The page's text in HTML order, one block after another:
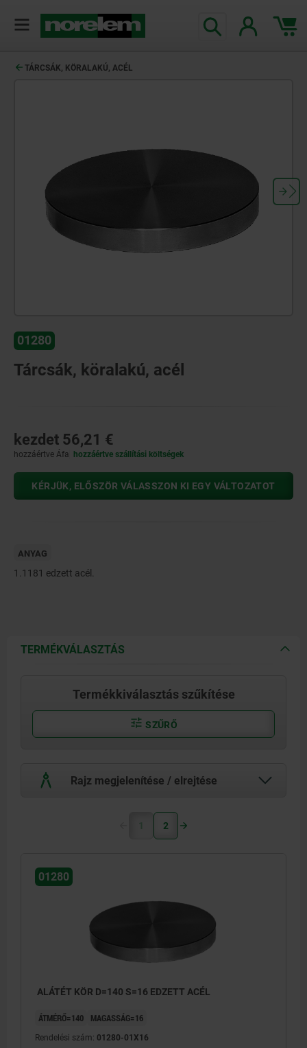
TÁRCSÁK, KÖRALAKÚ, ACÉL
01280
Tárcsák, köralakú, acél
kezdet 56,21 €
hozzáértve Áfa hozzáértve szállítási költségek
KÉRJÜK, ELŐSZÖR VÁLASSZON KI EGY VÁLTOZATOT
ANYAG
1.1181 edzett acél.
TERMÉKVÁLASZTÁS
Termékkiválasztás szűkítése
SZŰRŐ
Rajz megjelenítése / elrejtése
1 2
01280
ALÁTÉT KÖR D=140 S=16 EDZETT ACÉL
ÁTMÉRŐ=140 MAGASSÁG=16
Rendelési szám: 01280-01X16